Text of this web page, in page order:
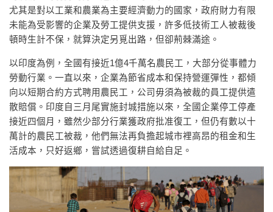
尤其是對以工業和農業為主要經濟動力的國家，政府財力有限
未能為受影響的企業及勞工提供支援，許多低技術工人被裁後
頓時生計不保，就算決定另覓出路，但卻荊棘滿途。
以印度為例，全國有接近1億4千萬名農民工，大部分從事體力
勞動行業。一直以來，企業為節省成本和保持營運彈性，都傾
向以短期合約方式聘用農民工，公司毋須為被裁的員工提供遣
散賠償。印度自三月尾實施封城措施以來，全國企業停工停產
接近四個月，雖然少部分行業獲政府批准復工，但仍有數以十
萬計的農民工被裁，他們無法再負擔起城市裡高昂的租金和生
活成本，只好返鄉，嘗試透過復耕自給自足。